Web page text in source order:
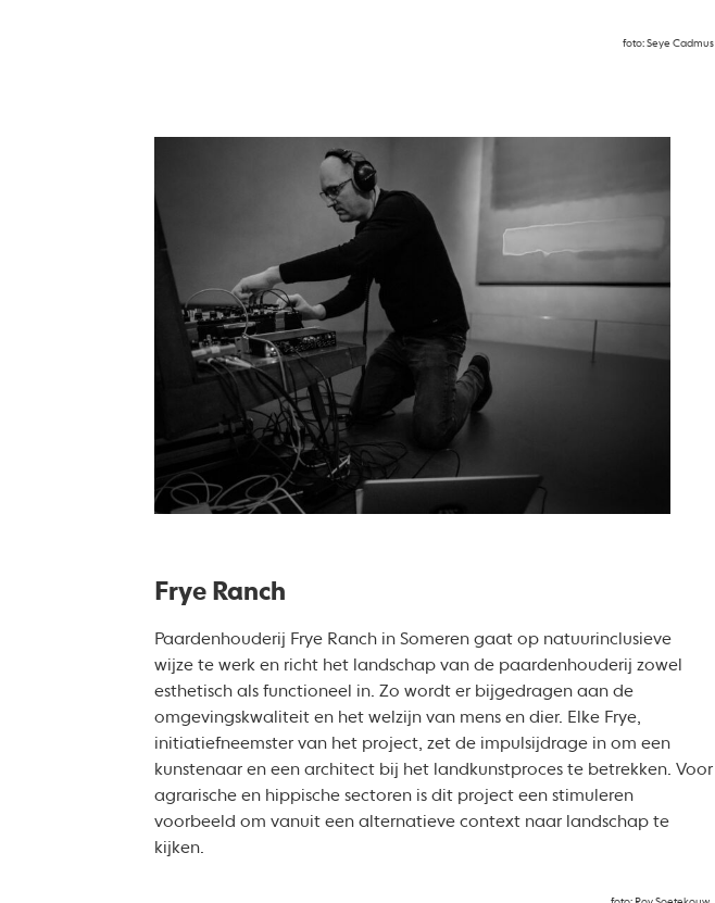
foto: Seye Cadmus
Frye Ranch
Paardenhouderij Frye Ranch in Someren gaat op natuurinclusieve
wijze te werk en richt het landschap van de paardenhouderij zowel
esthetisch als functioneel in. Zo wordt er bijgedragen aan de
omgevingskwaliteit en het welzijn van mens en dier. Elke Frye,
initiatiefneemster van het project, zet de impulsijdrage in om een
kunstenaar en een architect bij het landkunstproces te betrekken. Voor
agrarische en hippische sectoren is dit project een stimuleren
voorbeeld om vanuit een alternatieve context naar landschap te
kijken.